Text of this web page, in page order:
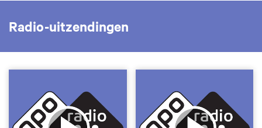
Radio-uitzendingen